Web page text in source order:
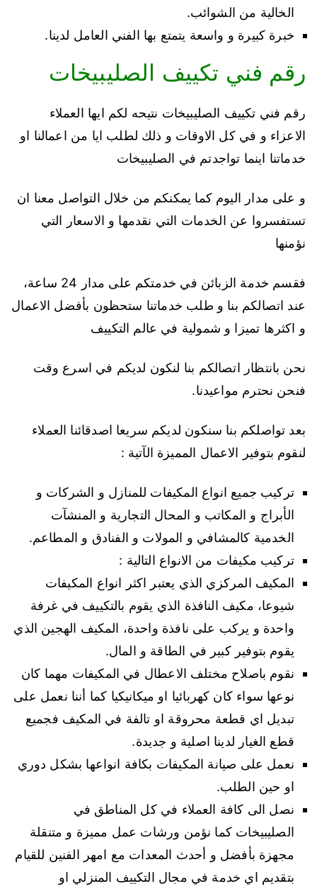
الخالية من الشوائب.
خبرة كبيرة و واسعة يتمتع بها الفني العامل لدينا.
رقم فني تكييف الصليبيخات
رقم فني تكييف الصليبيخات نتيحه لكم ايها العملاء
الاعزاء و في كل الاوقات و ذلك لطلب ايا من اعمالنا او
خدماتنا اينما تواجدتم في الصليبيخات
و على مدار اليوم كما يمكنكم من خلال التواصل معنا ان
تستفسروا عن الخدمات التي نقدمها و الاسعار التي
نؤمنها
فقسم خدمة الزبائن في خدمتكم على مدار 24 ساعة،
عند اتصالكم بنا و طلب خدماتنا ستحظون بأفضل الاعمال
و اكثرها تميزا و شمولية في عالم التكييف
نحن بانتظار اتصالكم بنا لنكون لديكم في اسرع وقت
فنحن نحترم مواعيدنا.
بعد تواصلكم بنا سنكون لديكم سريعا اصدقائنا العملاء
لنقوم بتوفير الاعمال المميزة الآتية :
تركيب جميع انواع المكيفات للمنازل و الشركات و
الأبراج و المكاتب و المحال التجارية و المنشآت
الخدمية كالمشافي و المولات و الفنادق و المطاعم.
تركيب مكيفات من الانواع التالية :
المكيف المركزي الذي يعتبر اكثر انواع المكيفات
شيوعا، مكيف النافذة الذي يقوم بالتكييف في غرفة
واحدة و يركب على نافذة واحدة، المكيف الهجين الذي
يقوم بتوفير كبير في الطاقة و المال.
نقوم باصلاح مختلف الاعطال في المكيفات مهما كان
نوعها سواء كان كهربائيا او ميكانيكيا كما أننا نعمل على
تبديل اي قطعة محروقة او تالفة في المكيف فجميع
قطع الغيار لدينا اصلية و جديدة.
نعمل على صيانة المكيفات بكافة انواعها بشكل دوري
او حين الطلب.
نصل الى كافة العملاء في كل المناطق في
الصليبيخات كما نؤمن ورشات عمل مميزة و متنقلة
مجهزة بأفضل و أحدث المعدات مع امهر الفنين للقيام
بتقديم اي خدمة في مجال التكييف المنزلي او